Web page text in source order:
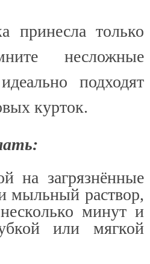
принесла только
несложные
подходят
курток.
:
на загрязнённые
мыльный раствор,
минут и
или мягкой